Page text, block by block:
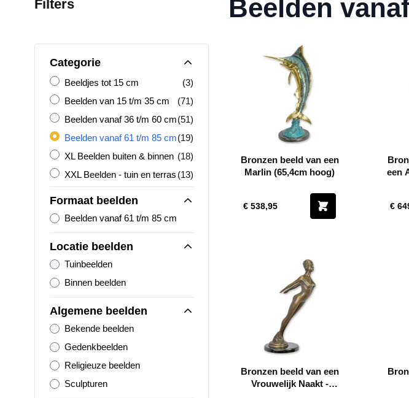
Filters
Categorie
Beeldjes tot 15 cm
Beeldjes tot 15 cm (3)
Beelden van 15 t/m 35 cm
Beelden van 15 t/m 35 cm (71)
Beelden vanaf 36 t/m 60 cm
Beelden vanaf 36 t/m 60 cm(51)
Beelden vanaf 61 t/m 85 cm
Beelden vanaf 61 t/m 85 cm(19)
XL Beelden buiten &amp; binnen
XL Beelden buiten & binnen (18)
XXL Beelden - tuin en terras
XXL Beelden - tuin en terras (13)
Formaat beelden
Beelden vanaf 61 t/m 85 cm
Locatie beelden
Tuinbeelden
Binnen beelden
Algemene beelden
Bekende beelden
Gedenkbeelden
Religieuze beelden
Sculpturen
Beelden
Bronzen beeld van een
Marlin (65,4cm hoog)
€ 538,95
een
€
Bronzen beeld van een
Vrouwelijk Naakt -